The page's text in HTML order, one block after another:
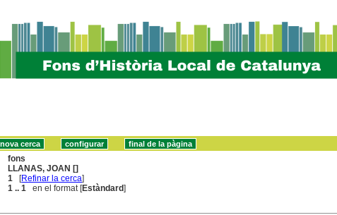
fons
LLANAS, JOAN []
1 [Refinar la cerca]
1 .. 1 en el format [Estàndard]